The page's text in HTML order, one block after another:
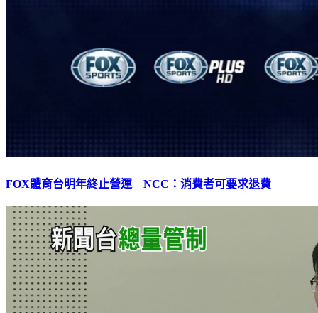
FOX體育台明年終止營運 NCC：消費者可要求退費